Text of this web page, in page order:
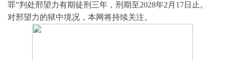
罪”判处邢望力有期徒刑三年，刑期至2028年2 月 17日止。
对邢望力的狱中境况，本网将持续关注。